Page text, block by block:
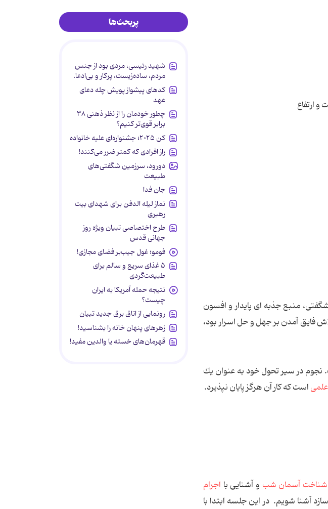
ارتفاع
منبع جذبه ای پایدار و افسون
فایق آمدن بر جهل و حل اسرار بود،
در سیر تحول خود به عنوان یك
است كه كار آن هرگز پایان نپذیرد.
شناخت آسمان شب و آشنایی با اجرام
آشنا شویم. در این جلسه ابتدا با
پربحث‌ها
شهید رئیسی، مردی بود از جنس
مردم، ساده‌زیست، پرکار و بی‌ادعا.
کدهای پیشواز پویش چله دعای
عهد
چطور خودمان را از نظر ذهنی ۳۸
برابر قوی‌تر کنیم؟
کن ۲۰۲۵؛ جشنواره‌ای علیه خانواده
راز افرادی که کمتر ضرر می‌کنند!
دورود، سرزمین شگفتی‌های
طبیعت
جان فدا
نماز لیله الدفن برای شهدای بیت
رهبری
طرح اختصاصی تبیان ویژه روز
جهانی قدس
فومو؛ غول جیب‌بر فضای مجازی!
۵ غذای سریع و سالم برای
طبیعت‌گردی
نتیجه حمله آمریکا به ایران
چیست؟
رونمایی از اتاق برق جدید تبیان
زهرهای پنهان خانه را بشناسید!
قهرمان‌های خسته یا والدین مفید!